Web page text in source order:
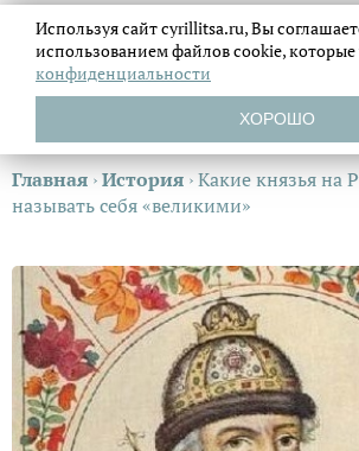
Главная ›История ›Какие князья на
называть себя «великими»
Используя сайт cyrillitsa.ru, Вы
использованием файловcookie,
конфиденциальности
ХОРОШО